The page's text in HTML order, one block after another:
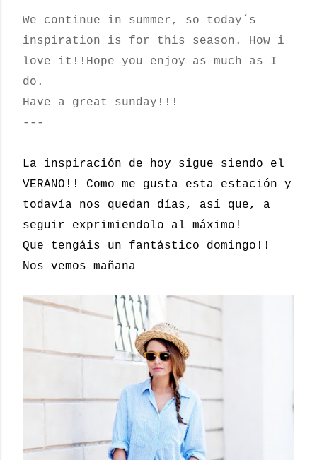
We continue in summer, so today´s
inspiration is for this season. How i
love it!! Hope you enjoy as much as I
do.
Have a great sunday!!!
---
La inspiración de hoy sigue siendo el
VERANO!! Como me gusta esta estación y
todavía nos quedan días, así que, a
seguir exprimiendolo al máximo!
Que tengáis un fantástico domingo!!
Nos vemos mañana